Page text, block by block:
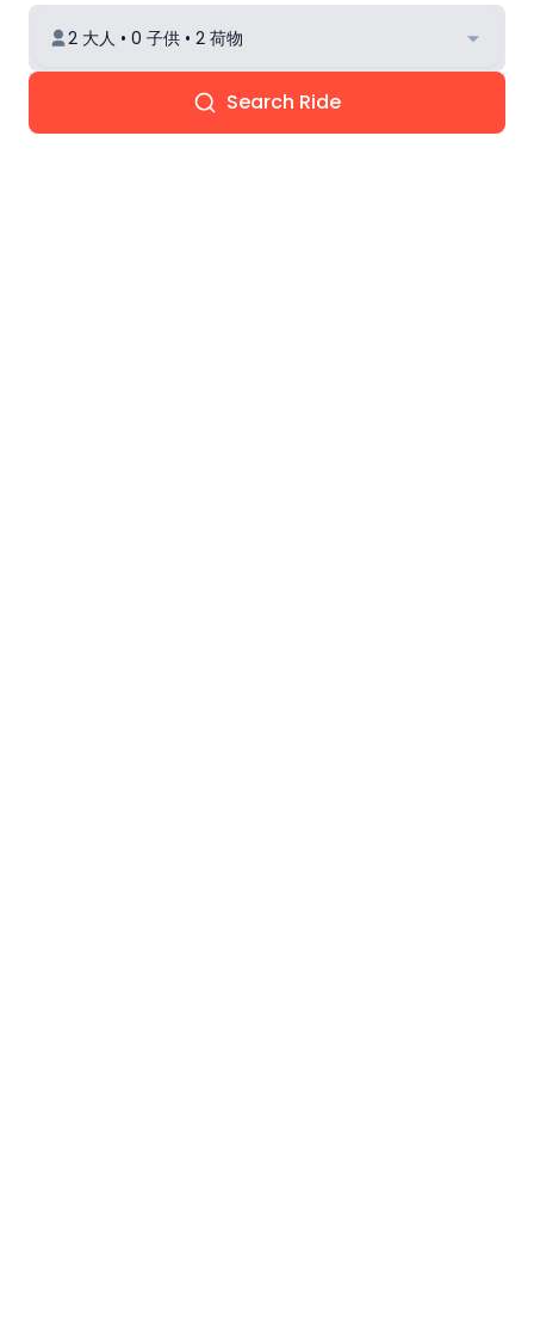
2 大人 • 0 子供 • 2 荷物
Search Ride